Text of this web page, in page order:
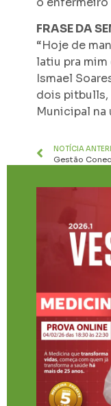
FRASE DA
“Hoje de
latiu pra mim
Ismael
dois pitbulls,
Municipal
NOTÍCIA